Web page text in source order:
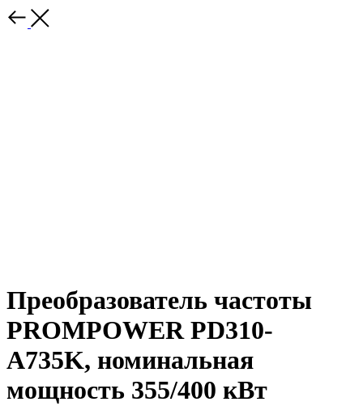
Преобразователь частоты
PROMPOWER PD310-
A735K, номинальная
мощность 355/400 кВт